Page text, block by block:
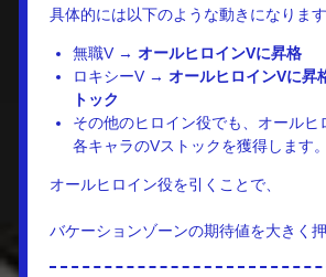
具体的には以下のような動きになります
無職V → オールヒロインVに昇格
ロキシーV → オールヒロインVに昇
トック
その他のヒロイン役でも、オールヒ
各キャラのVストックを獲得します。
オールヒロイン役を引くことで、
バケーションゾーンの期待値を大きく押